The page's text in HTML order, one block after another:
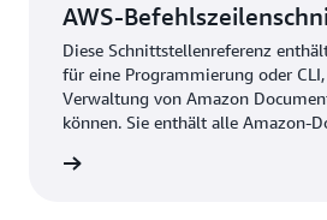
AWS-
Diese Schnittstellenreferenz
für eine Programmierung oder
Verwaltung von Amazon
können. Sie enthält alle Amazon-
verwendete Befehle.